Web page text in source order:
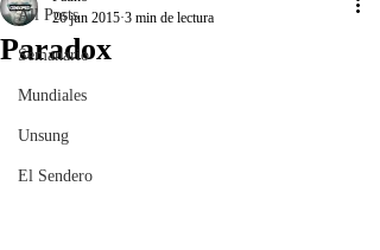
All Posts
Semanario
Mundiales
Unsung
El Sendero
Paradox
26 jun 2015 3 min de lectura